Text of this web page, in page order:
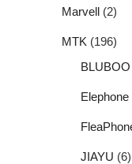
Marvell (2)
MTK (196)
BLUBOO
Elephone
JIAYU (6)